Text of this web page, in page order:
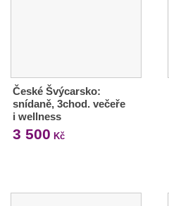
České Švýcarsko:
snídaně, 3chod. večeře
i wellness
3 500 Kč